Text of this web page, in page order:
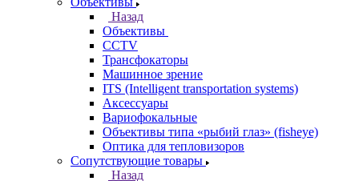
Назад
Объективы
CCTV
Трансфокаторы
Машинное зрение
ITS (Intelligent transportation systems)
Аксессуары
Вариофокальные
Объективы типа «рыбий глаз» (fisheye)
Оптика для тепловизоров
Сопутствующие товары
Назад